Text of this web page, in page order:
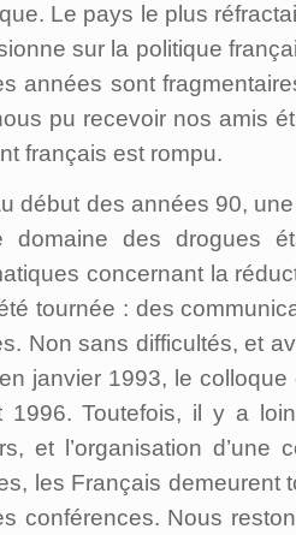
Le pays le plus
sur la politique
années sont
pu recevoir nos amis
français est rompu.
début des années 90,
domaine des drogues
concernant la
tournée : des
Non sans difficultés, et
janvier 1993, le
1996. Toutefois, il y a
et l’organisation
les Français demeurent
conférences. Nous